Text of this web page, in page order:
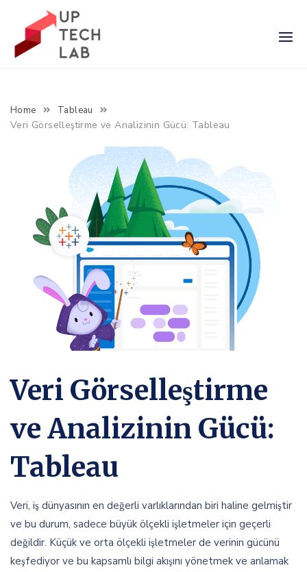
content
Home Tableau
Veri Görselleştirme ve Analizinin Gücü: Tableau
Veri Görselleştirme
ve Analizinin Gücü:
Tableau
Veri, iş dünyasının en değerli varlıklarından biri haline gelmiştir
ve bu durum, sadece büyük ölçekli işletmeler için geçerli
değildir. Küçük ve orta ölçekli işletmeler de verinin gücünü
keşfediyor ve bu kapsamlı bilgi akışını yönetmek ve anlamak